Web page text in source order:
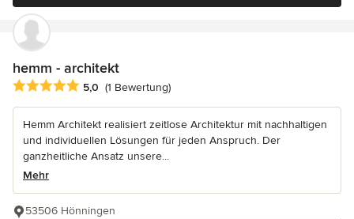
hemm - architekt
Durchschnittliche Bewertung: 5 von 5 Sternen
5,0 (1 Bewertung)
Hemm Architekt realisiert zeitlose Architektur mit nachhaltigen
und individuellen Lösungen für jeden Anspruch. Der
ganzheitliche Ansatz unsere...
Mehr
53506 Hönningen